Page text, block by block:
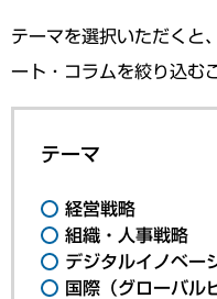
テーマを選択いただくと
ート・コラムを絞り込む
テーマ
経営戦略
組織・人事戦略
デジタルイノベー
国際（グローバル